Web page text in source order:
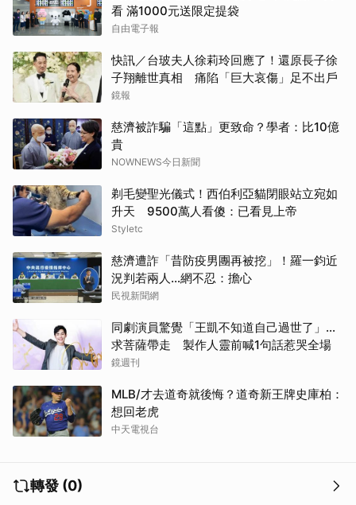
看 滿1000元送限定提袋
自由電子報
快訊／台玻夫人徐莉玲回應了！還原長子徐
子翔離世真相 痛陷「巨大哀傷」足不出戶
鏡報
慈濟被詐騙「這點」更致命？學者：比10億
貴
NOWNEWS今日新聞
剃毛變聖光儀式！西伯利亞貓閉眼站立宛如
升天 9500萬人看傻：已看見上帝
Styletc
慈濟遭詐「昔防疫男團再被挖」！羅一鈞近
況判若兩人…網不忍：擔心
民視新聞網
同劇演員驚覺「王凱不知道自己過世了」...
求菩薩帶走 製作人靈前喊1句話惹哭全場
鏡週刊
MLB/才去道奇就後悔？道奇新王牌史庫柏：
想回老虎
中天電視台
轉發 (0)